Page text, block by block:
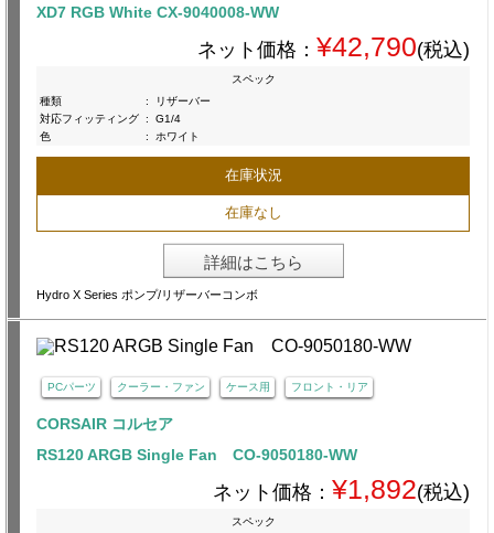
XD7 RGB White CX-9040008-WW
ネット価格： ¥42,790(税込)
スペック
種類
:
リザーバー
対応フィッティング :
G1/4
色
: ホワイト
在庫状況
在庫なし
詳細はこちら
Hydro X Series ポンプ/リザーバーコンボ
PCパーツ クーラー・ファン ケース用 フロント・リア
CORSAIR コルセア
RS120 ARGB Single Fan CO-9050180-WW
ネット価格： ¥1,892(税込)
スペック